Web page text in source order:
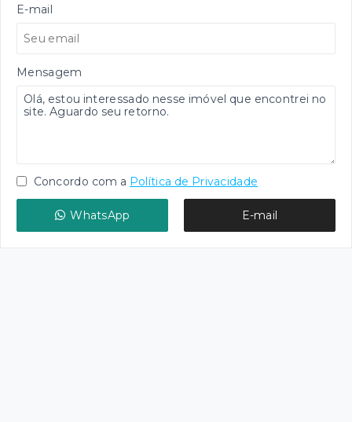
E-mail
Mensagem
Concordo com a Política de Privacidade
WhatsApp E-mail